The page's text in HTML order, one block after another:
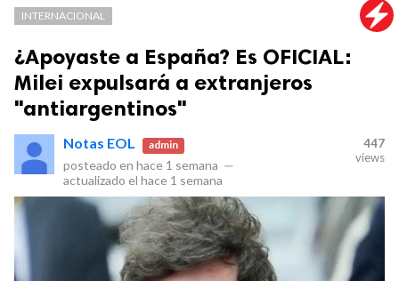
INTERNACIONAL
¿Apoyaste a España? Es OFICIAL:
Milei expulsará a extranjeros
"antiargentinos"
Notas EOL admin
posteado en hace 1 semana —
actualizado el hace 1 semana
447
views